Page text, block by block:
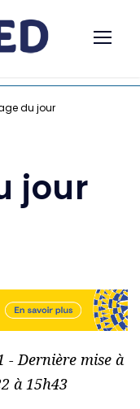
du jour
jour
- Dernière mise à
à 15h43